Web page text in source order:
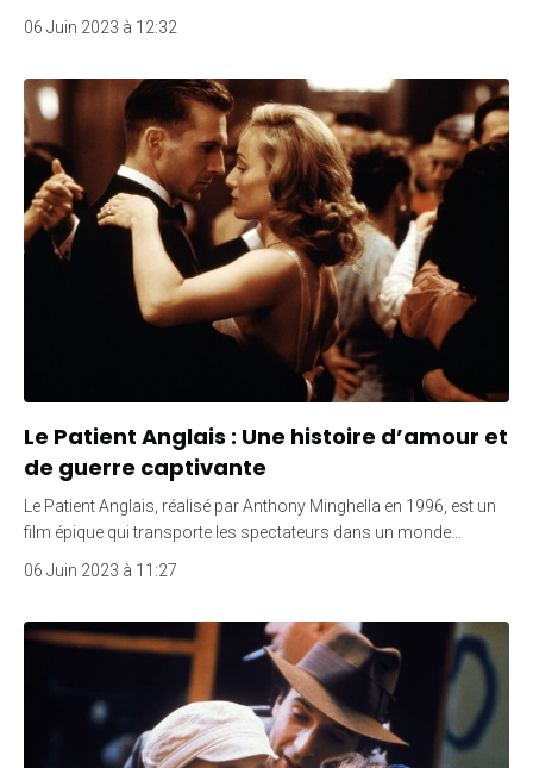
06 Juin 2023 à 12:32
Le Patient Anglais : Une histoire d’amour et
de guerre captivante
Le Patient Anglais, réalisé par Anthony Minghella en 1996, est un
film épique qui transporte les spectateurs dans un monde…
06 Juin 2023 à 11:27